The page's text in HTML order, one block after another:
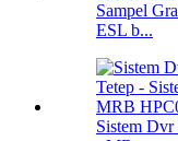
Sampel
ESL b...
Sistem